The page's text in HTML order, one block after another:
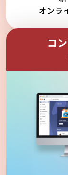
オンラ
コ